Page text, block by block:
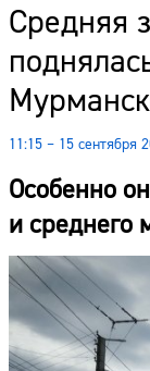
Средняя
11:15 – 15 сентября
Особенно
и среднего
Наши
Погода
Курсы